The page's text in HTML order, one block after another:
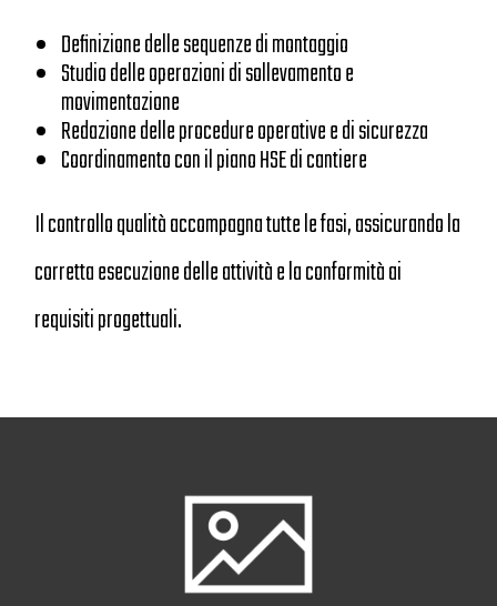
Definizione delle sequenze di montaggio
Studio delle operazioni di sollevamento e
movimentazione
Redazione delle procedure operative e di sicurezza
Coordinamento con il piano HSE di cantiere
Il controllo qualità accompagna tutte le fasi, assicurando la
corretta esecuzione delle attività e la conformità ai
requisiti progettuali.